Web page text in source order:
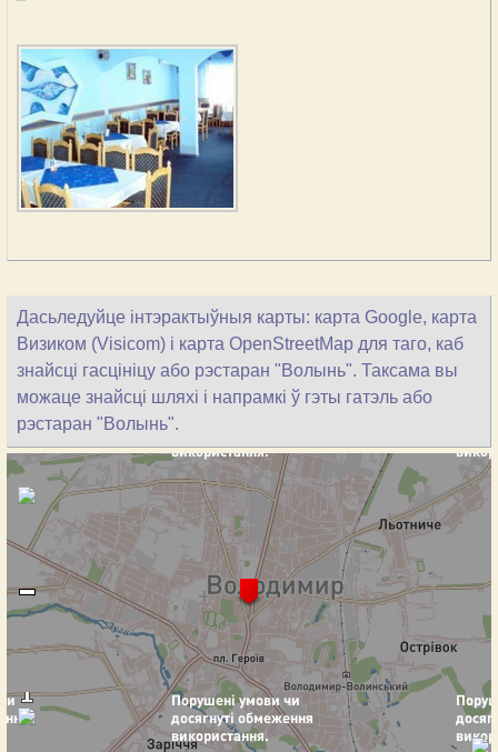
Дасьледуйце інтэрактыўныя карты: карта Google, карта
Визиком (Visicom) і карта OpenStreetMap для таго, каб
знайсці гасцініцу або рэстаран "Волынь". Таксама вы
можаце знайсці шляхі і напрамкі ў гэты гатэль або
рэстаран "Волынь".